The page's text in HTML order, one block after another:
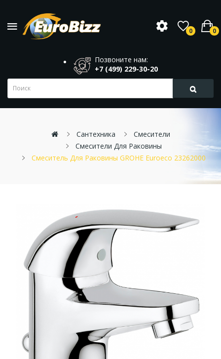
0 0
Позвоните нам:
+7 (499) 229-30-20
Сантехника
Смесители
Смесители Для Раковины
Смеситель Для Раковины GROHE Euroeco 23262000